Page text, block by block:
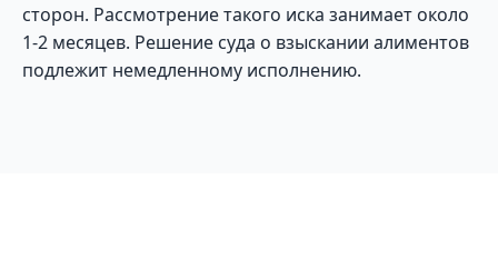
сторон. Рассмотрение такого иска занимает около
1-2 месяцев. Решение суда о взыскании алиментов
подлежит немедленному исполнению.